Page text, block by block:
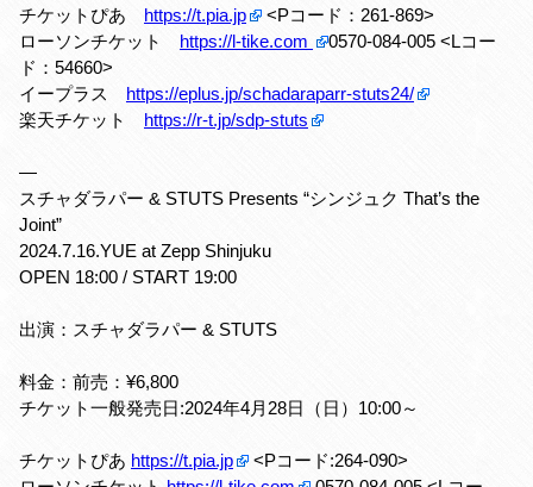
チケットぴあ https://t.pia.jp
<Pコード：261-869>
ローソンチケット https://l-tike.com
0570-084-005 <Lコー
ド：54660>
イープラス https://eplus.jp/schadaraparr-stuts24/
楽天チケット https://r-t.jp/sdp-stuts
—
スチャダラパー & STUTS Presents “シンジュク That’s the
Joint”
2024.7.16.YUE at Zepp Shinjuku
OPEN 18:00 / START 19:00
出演：スチャダラパー & STUTS
料金：前売：¥6,800
チケット一般発売日:2024年4月28日（日）10:00～
チケットぴあ https://t.pia.jp
<Pコード:264-090>